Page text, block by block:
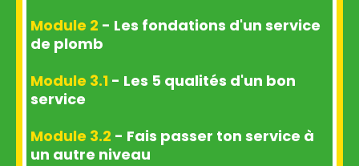
Module 2 - Les fondations d'un service
de plomb
Module 3.1 - Les 5 qualités d'un bon
service
Module 3.2 - Fais passer ton service à
un autre niveau